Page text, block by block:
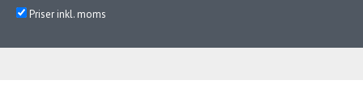
Priser inkl. moms